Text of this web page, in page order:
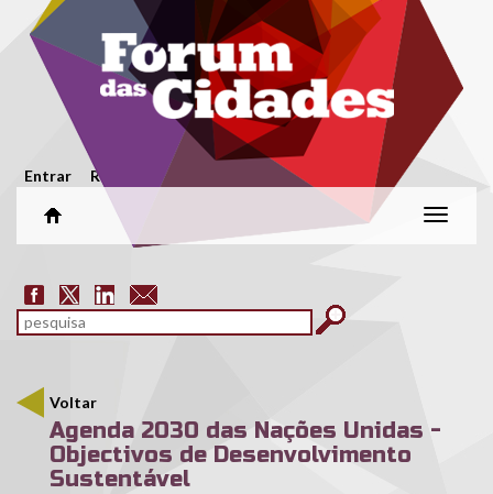
Passar para o conteúdo principal
Menu secundário
Entrar Registar
Alterar
Formulário de pesquisa
pesquisar
Voltar
Agenda 2030 das Nações Unidas -
Objectivos de Desenvolvimento
Sustentável